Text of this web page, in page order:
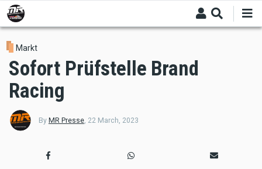
Skip
to
main
content
Markt
Sofort Prüfstelle Brand
Racing
By MR Presse, 22 March, 2023